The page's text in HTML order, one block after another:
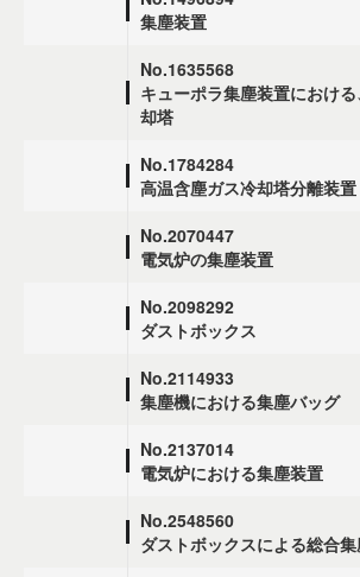
集塵装置
No.1635568
キューポラ集塵装置におけ
却塔
No.1784284
高温含塵ガス冷却塔分離装置
No.2070447
電気炉の集塵装置
No.2098292
ダストボックス
No.2114933
集塵機における集塵バッグ
No.2137014
電気炉における集塵装置
No.2548560
ダストボックスによる総合